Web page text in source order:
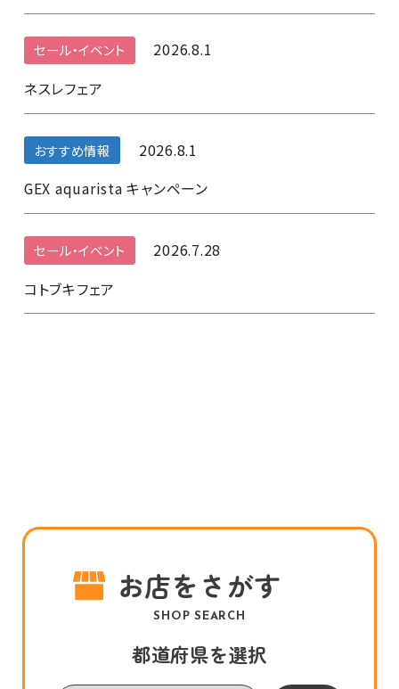
セール・イベント
2026.8.1
ネスレフェア
おすすめ情報
2026.8.1
GEX aquarista キャンペーン
セール・イベント
2026.7.28
コトブキフェア
お店をさがす
SHOP SEARCH
都道府県を選択